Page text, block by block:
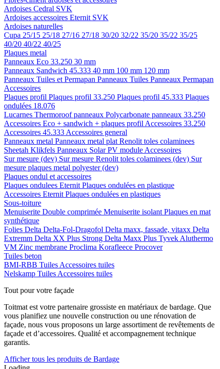
Ardoises Cedral SVK
Ardoises accessoires Eternit SVK
Ardoises naturelles
Cupa 25/15 25/18 27/16 27/18 30/20 32/22 35/20 35/22 35/25
40/20 40/22 40/25
Plaques metal
Panneaux Eco 33.250 30 mm
Panneaux Sandwich 45.333 40 mm 100 mm 120 mm
Panneaux Tuiles et Permapan Panneaux Tuiles Panneaux Permapan
Accessoires
Plaques profil Plaques profil 33.250 Plaques profil 45.333 Plaques
ondulées 18.076
Lucarnes Thermoroof panneaux Polycarbonate panneaux 33.250
Accessoires Eco + sandwich + plaques profil Accessoires 33.250
Accessoires 45.333 Accessoires general
Panneaux metal Panneaux metal plat Renolit toles colaminees
Sheetah Klikfels Panneaux Solar PV module Accessoires
Sur mesure (dev) Sur mesure Renolit toles colaminees (dev) Sur
mesure plaques metal polyester (dev)
Plaques ondul et accessoires
Plaques ondulees Eternit Plaques ondulées en plastique
Accessoires Eternit Plaques ondulées en plastiques
Sous-toiture
Menuiserite Double comprimée Menuiserite isolant Plaques en mat
synthétique
Folies Delta Delta-Fol-Dragofol Delta maxx, fassade, vitaxx Delta
Extremm Delta XX Plus Strong Delta Maxx Plus Tyvek Aluthermo
VM Zinc membrane Proclima Korafleece Procover
Tuiles beton
BMI-RBB Tuiles Accessoires tuiles
Nelskamp Tuiles Accessoires tuiles
Tout pour votre façade
Toitmat est votre partenaire grossiste en matériaux de bardage. Que
vous planifiez une nouvelle construction ou une rénovation de
façade, nous vous proposons un large assortiment de revêtements de
façade et d’accessoires. Qualité et accompagnement technique
garantis.
Afficher tous les produits de Bardage